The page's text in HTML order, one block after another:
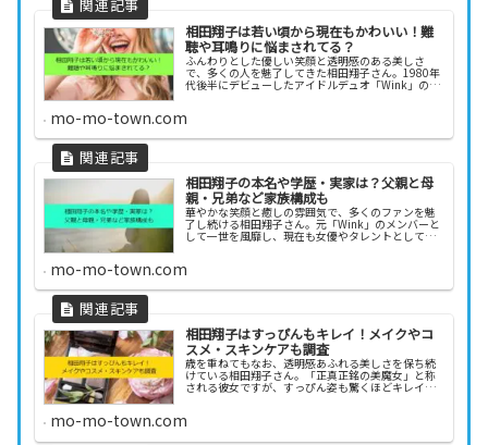
相田翔子は若い頃から現在もかわいい！難
聴や耳鳴りに悩まされてる？
ふんわりとした優しい笑顔と透明感のある美しさ
で、多くの人を魅了してきた相田翔子さん。1980年
代後半にデビューしたアイドルデュオ「Wink」のメ
は、...
mo-mo-town.com
相田翔子の本名や学歴・実家は？父親と母
親・兄弟など家族構成も
華やかな笑顔と癒しの雰囲気で、多くのファンを魅
了し続ける相田翔子さん。元「Wink」のメンバーと
して一世を風靡し、現在も女優やタレントとして幅
生時代...
mo-mo-town.com
相田翔子はすっぴんもキレイ！メイクやコ
スメ・スキンケアも調査
歳を重ねてもなお、透明感あふれる美しさを保ち続
けている相田翔子さん。「正真正銘の美魔女」と称
される彼女ですが、すっぴん姿も驚くほどキレイだ
しょうか？...
mo-mo-town.com